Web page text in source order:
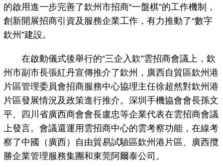
的啟用進一步完善了欽州市招商“一盤棋”的工作機制，
創新開展招商引資及服務企業工作，有力推動了“數字
欽州”建設。
在啟動儀式後舉行的“三企入欽”雲招商會議上，欽
州市副市長張紅丹宣傳推介了欽州，廣西自貿區欽州港
片區管理委員會招商服務中心協理主任徐超然對欽州港
片區發展情況及政策進行推介。深圳手機協會會長孫文
平、四川省廣西商會會長盧忠等企業代表在雲招商會議
上發言。會議還運用雲招商中心的雲考察功能，在線考
察了中國（廣西）自由貿易試驗區欽州港片區、廣西攬
勝企業管理服務集團和東莞阿爾泰公司。